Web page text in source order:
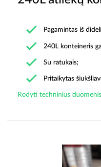
Pagamintas iš
240L konteineris
Su ratukais;
Pritaikytas
Rodyti techninius